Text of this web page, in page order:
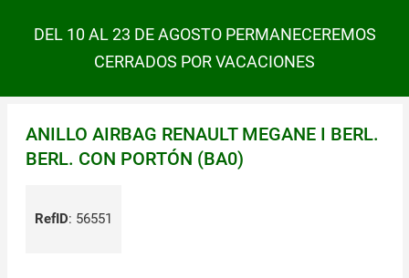
DEL 10 AL 23 DE AGOSTO PERMANECEREMOS
CERRADOS POR VACACIONES
ANILLO AIRBAG RENAULT MEGANE I BERL.
BERL. CON PORTÓN (BA0)
RefID: 56551